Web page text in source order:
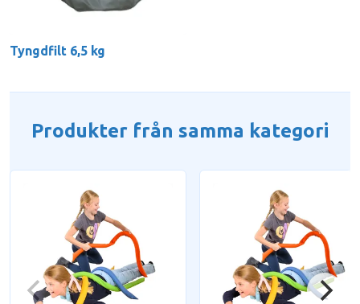
Tyngdfilt 6,5 kg
Produkter från samma kategori